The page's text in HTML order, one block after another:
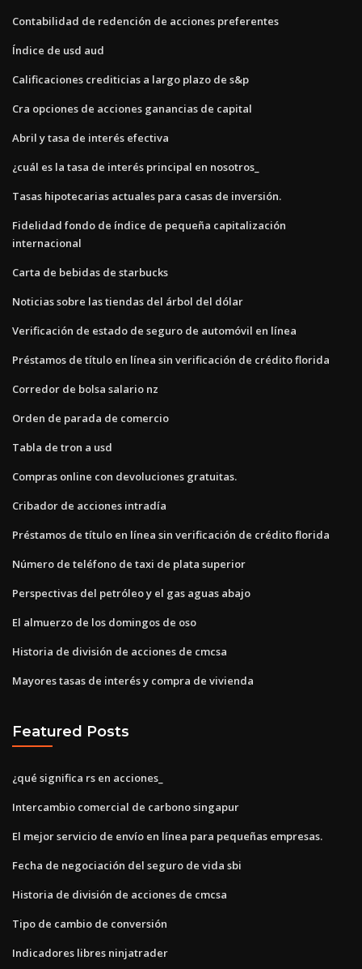
Contabilidad de redención de acciones preferentes
Índice de usd aud
Calificaciones crediticias a largo plazo de s&p
Cra opciones de acciones ganancias de capital
Abril y tasa de interés efectiva
¿cuál es la tasa de interés principal en nosotros_
Tasas hipotecarias actuales para casas de inversión.
Fidelidad fondo de índice de pequeña capitalización
internacional
Carta de bebidas de starbucks
Noticias sobre las tiendas del árbol del dólar
Verificación de estado de seguro de automóvil en línea
Préstamos de título en línea sin verificación de crédito florida
Corredor de bolsa salario nz
Orden de parada de comercio
Tabla de tron ​​a usd
Compras online con devoluciones gratuitas.
Cribador de acciones intradía
Préstamos de título en línea sin verificación de crédito florida
Número de teléfono de taxi de plata superior
Perspectivas del petróleo y el gas aguas abajo
El almuerzo de los domingos de oso
Historia de división de acciones de cmcsa
Mayores tasas de interés y compra de vivienda
Featured Posts
¿qué significa rs en acciones_
Intercambio comercial de carbono singapur
El mejor servicio de envío en línea para pequeñas empresas.
Fecha de negociación del seguro de vida sbi
Historia de división de acciones de cmcsa
Tipo de cambio de conversión
Indicadores libres ninjatrader